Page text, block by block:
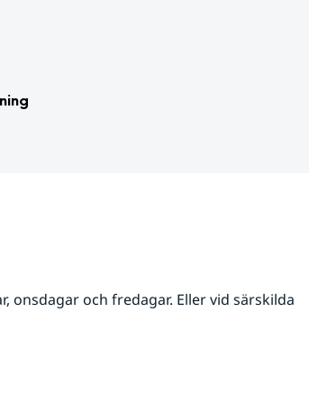
onsdagar och fredagar. Eller vid särskilda